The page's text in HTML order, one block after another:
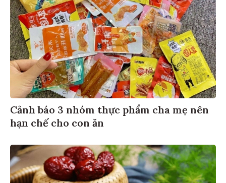
Cảnh báo 3 nhóm thực phẩm cha mẹ nên
hạn chế cho con ăn